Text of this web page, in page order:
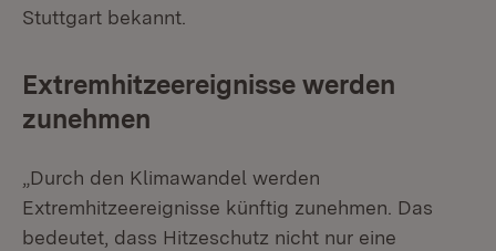
Stuttgart bekannt.
Extremhitzeereignisse werden
zunehmen
„Durch den Klimawandel werden
Extremhitzeereignisse künftig zunehmen. Das
bedeutet, dass Hitzeschutz nicht nur eine